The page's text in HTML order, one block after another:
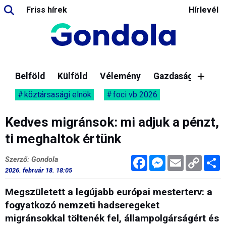
Friss hírek Hírlevél
Belföld Külföld Vélemény Gazdaság
köztársasági elnök foci vb 2026
Kedves migránsok: mi adjuk a pénzt,
ti meghaltok értünk
FacebookMessenger
Email Copy
Link
Szerző: Gondola
2026. február 18. 18:05
Megszületett a legújabb európai mesterterv: a
fogyatkozó nemzeti hadseregeket
migránsokkal töltenék fel, állampolgárságért és